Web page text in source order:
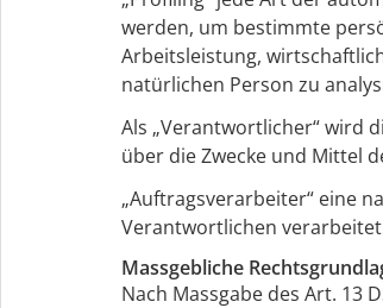
werden, um bestimmte
Arbeitsleistung,
natürlichen Person zu
Als „Verantwortlicher“ wird
über die Zwecke und Mittel
„Auftragsverarbeiter“ eine
Verantwortlichen
Massgebliche
Nach Massgabe des Art. 13